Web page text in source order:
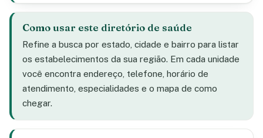
Como usar este diretório de saúde
Refine a busca por estado, cidade e bairro para listar
os estabelecimentos da sua região. Em cada unidade
você encontra endereço, telefone, horário de
atendimento, especialidades e o mapa de como
chegar.